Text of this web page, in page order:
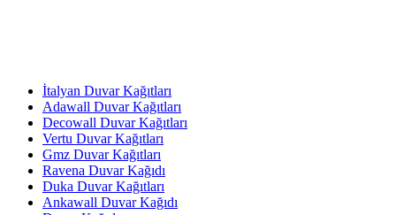
İtalyan Duvar Kağıtları
Adawall Duvar Kağıtları
Decowall Duvar Kağıtları
Vertu Duvar Kağıtları
Gmz Duvar Kağıtları
Ravena Duvar Kağıdı
Duka Duvar Kağıtları
Ankawall Duvar Kağıdı